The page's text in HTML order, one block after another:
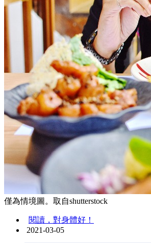
僅為情境圖。取自shutterstock
閱讀，對身體好！
2021-03-05